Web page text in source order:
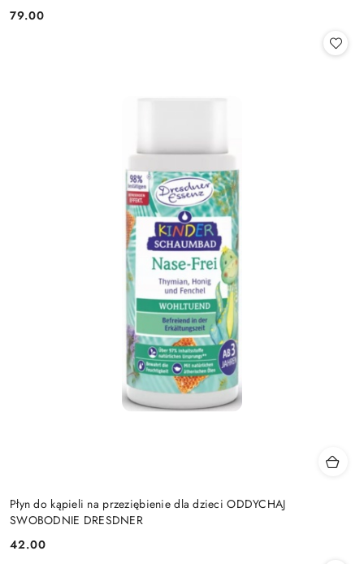
Cena:
79.00
Płyn do kąpieli na przeziębienie dla dzieci ODDYCHAJ
SWOBODNIE DRESDNER
Cena:
42.00